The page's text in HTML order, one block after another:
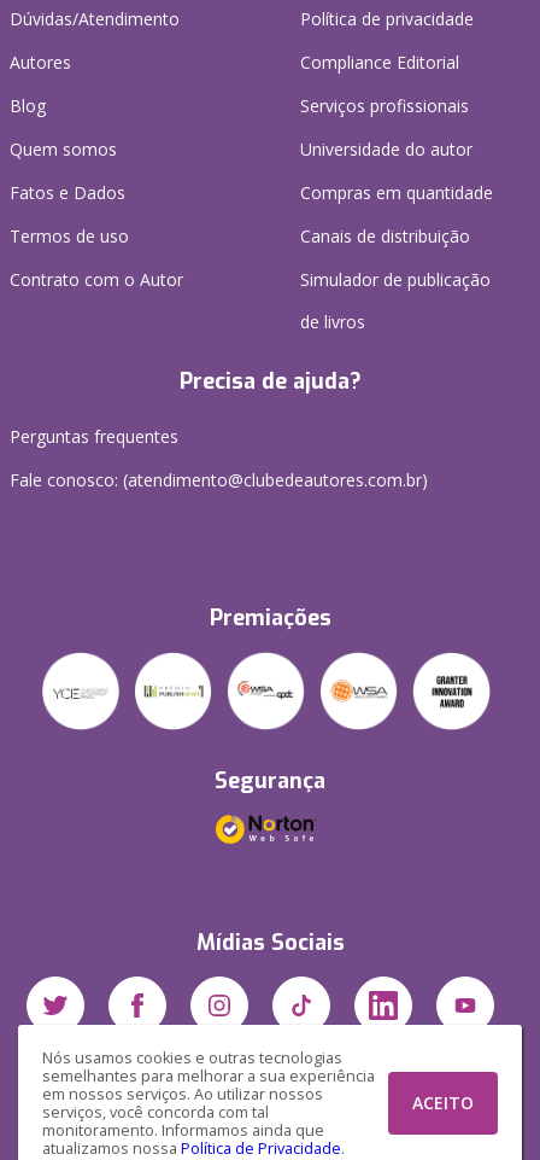
Nós usamos cookies e outras tecnologias
semelhantes para melhorar a sua experiência
em nossos serviços. Ao utilizar nossos
serviços, você concorda com tal
monitoramento. Informamos ainda que
atualizamos nossa Política de Privacidade.
ACEITO
Dúvidas/Atendimento
Autores
Blog
Quem somos
Fatos e Dados
Termos de uso
Contrato com o Autor
Política de privacidade
Compliance Editorial
Serviços profissionais
Universidade do autor
Compras em quantidade
Canais de distribuição
Simulador de publicação
de livros
Precisa de ajuda?
Perguntas frequentes
Fale conosco: (atendimento@clubedeautores.com.br)
Premiações
Segurança
Mídias Sociais